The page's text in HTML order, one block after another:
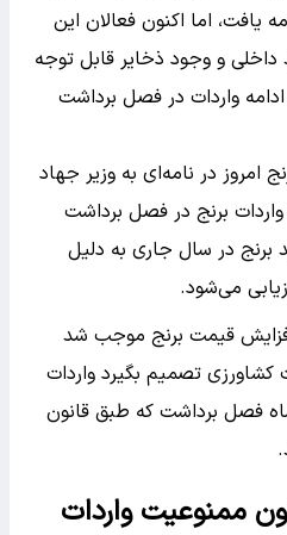
یافت، اما اکنون فعالان این
داخلی و وجود ذخایر قابل توجه
واردات در فصل برداشت
امروز در نامه‌ای به وزیر جهاد
برنج در فصل برداشت
برنج در سال جاری به دلیل
می‌شود.
قیمت برنج موجب شد
تصمیم بگیرد واردات
فصل برداشت که طبق قانون
ممنوعیت واردات